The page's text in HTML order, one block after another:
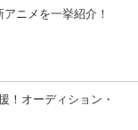
アニメを一挙紹介！
！オーディション・